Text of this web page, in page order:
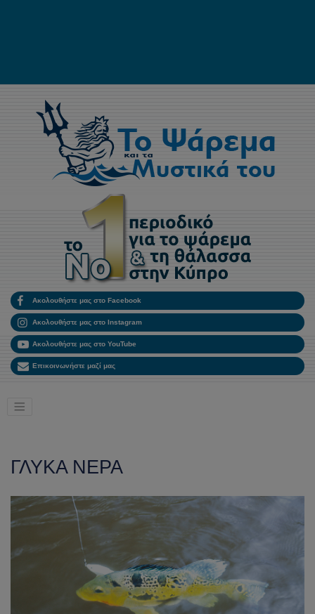
Ακολουθήστε μας στο Facebook
Ακολουθήστε μας στο Instagram
Ακολουθήστε μας στο YouTube
Επικοινωνήστε μαζί μας
ΓΛΥΚΑ ΝΕΡΑ